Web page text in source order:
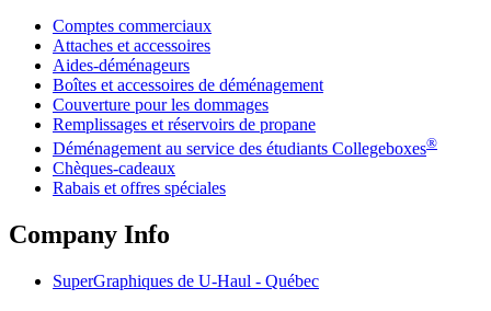
Comptes commerciaux
Attaches et accessoires
Aides-déménageurs
Boîtes et accessoires de déménagement
Couverture pour les dommages
Remplissages et réservoirs de propane
Déménagement au service des étudiants Collegeboxes®
Chèques-cadeaux
Rabais et offres spéciales
Company Info
SuperGraphiques de U-Haul - Québec